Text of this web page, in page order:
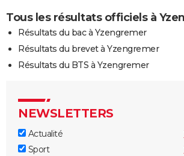
Tous les résultats officiels à
Résultats du bac à Yzengremer
Résultats du brevet à Yzengremer
Résultats du BTS à Yzengremer
NEWSLETTERS
Actualité
Sport